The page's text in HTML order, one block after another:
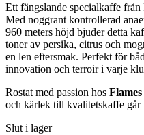
Ett fängslande specialkaffe
Med noggrant kontrollerad
960 meters höjd bjuder detta
toner av persika, citrus och
en len eftersmak. Perfekt för
innovation och terroir i varje
Rostat med passion hos
och kärlek till kvalitetskaffe går
Slut i lager